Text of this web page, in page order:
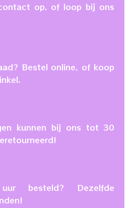
op, of loop bij ons
Bestel online, of koop
kunnen bij ons tot 30
besteld? Dezelfde